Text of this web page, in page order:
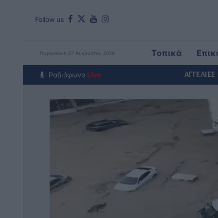
Follow us
Παρασκευή 07 Αυγούστου 2026 Τοπικά
Around The
Ραδιόφωνο Live ΑΓΓΕΛΙΕΣ